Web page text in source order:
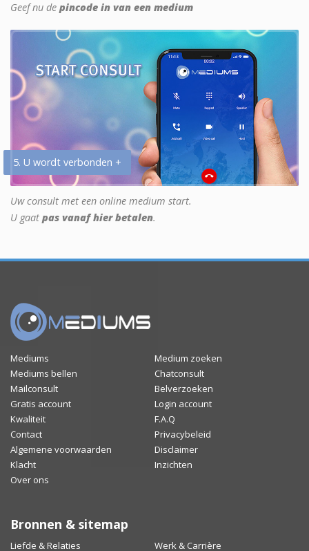
Geef nu de pincode in van een medium
5. U wordt verbonden +
Uw consult met een online medium start.
U gaat pas vanaf hier betalen.
Mediums
Medium zoeken
Mediums bellen
Chatconsult
Mailconsult
Belverzoeken
Gratis account
Login account
Kwaliteit
F.A.Q
Contact
Privacybeleid
Algemene voorwaarden
Disclaimer
Klacht
Inzichten
Over ons
Bronnen & sitemap
Liefde & Relaties Werk & Carrière